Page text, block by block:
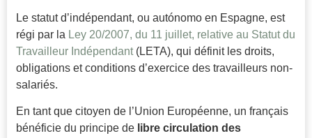
Le statut d’indépendant, ou autónomo en Espagne, est
régi par la Ley 20/2007, du 11 juillet, relative au Statut du
Travailleur Indépendant(LETA), qui définit les droits,
obligations et conditions d’exercice des travailleurs non-
salariés.
En tant que citoyen de l’Union Européenne, un français
bénéficie du principe de libre circulation des